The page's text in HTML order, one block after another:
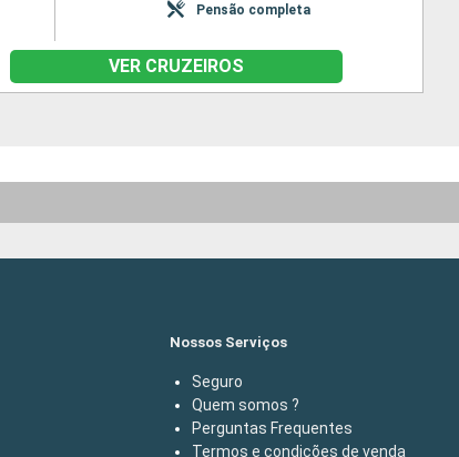
Pensão completa
VER CRUZEIROS
Nossos Serviços
Seguro
Quem somos ?
Perguntas Frequentes
Termos e condições de venda